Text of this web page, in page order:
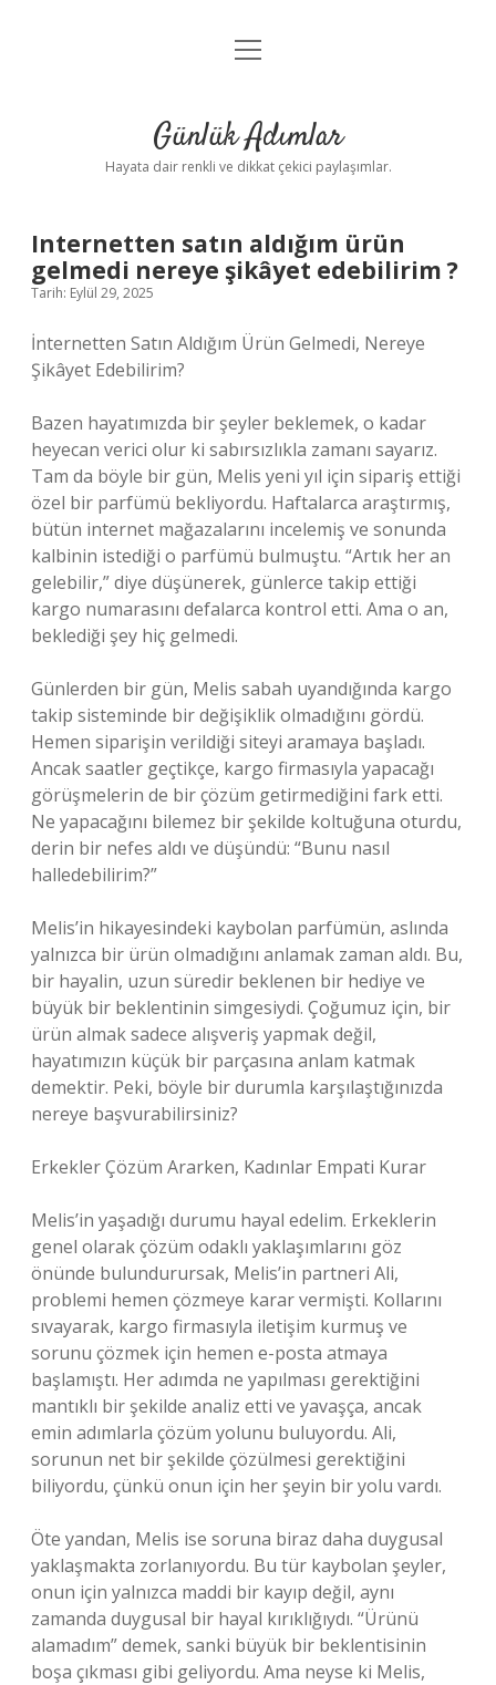
Anasayfa
Yasal Uyarı
menüyü
Günlük Adımlar
Hayata dair renkli ve dikkat çekici paylaşımlar.
Internetten satın aldığım ürün
gelmedi nereye şikâyet edebilirim ?
Tarih: Eylül 29, 2025
İnternetten Satın Aldığım Ürün Gelmedi, Nereye
Şikâyet Edebilirim?
Bazen hayatımızda bir şeyler beklemek, o kadar
heyecan verici olur ki sabırsızlıkla zamanı sayarız.
Tam da böyle bir gün, Melis yeni yıl için sipariş ettiği
özel bir parfümü bekliyordu. Haftalarca araştırmış,
bütün internet mağazalarını incelemiş ve sonunda
kalbinin istediği o parfümü bulmuştu. “Artık her an
gelebilir,” diye düşünerek, günlerce takip ettiği
kargo numarasını defalarca kontrol etti. Ama o an,
beklediği şey hiç gelmedi.
Günlerden bir gün, Melis sabah uyandığında kargo
takip sisteminde bir değişiklik olmadığını gördü.
Hemen siparişin verildiği siteyi aramaya başladı.
Ancak saatler geçtikçe, kargo firmasıyla yapacağı
görüşmelerin de bir çözüm getirmediğini fark etti.
Ne yapacağını bilemez bir şekilde koltuğuna oturdu,
derin bir nefes aldı ve düşündü: “Bunu nasıl
halledebilirim?”
Melis’in hikayesindeki kaybolan parfümün, aslında
yalnızca bir ürün olmadığını anlamak zaman aldı. Bu,
bir hayalin, uzun süredir beklenen bir hediye ve
büyük bir beklentinin simgesiydi. Çoğumuz için, bir
ürün almak sadece alışveriş yapmak değil,
hayatımızın küçük bir parçasına anlam katmak
demektir. Peki, böyle bir durumla karşılaştığınızda
nereye başvurabilirsiniz?
Erkekler Çözüm Ararken, Kadınlar Empati Kurar
Melis’in yaşadığı durumu hayal edelim. Erkeklerin
genel olarak çözüm odaklı yaklaşımlarını göz
önünde bulundurursak, Melis’in partneri Ali,
problemi hemen çözmeye karar vermişti. Kollarını
sıvayarak, kargo firmasıyla iletişim kurmuş ve
sorunu çözmek için hemen e-posta atmaya
başlamıştı. Her adımda ne yapılması gerektiğini
mantıklı bir şekilde analiz etti ve yavaşça, ancak
emin adımlarla çözüm yolunu buluyordu. Ali,
sorunun net bir şekilde çözülmesi gerektiğini
biliyordu, çünkü onun için her şeyin bir yolu vardı.
Öte yandan, Melis ise soruna biraz daha duygusal
yaklaşmakta zorlanıyordu. Bu tür kaybolan şeyler,
onun için yalnızca maddi bir kayıp değil, aynı
zamanda duygusal bir hayal kırıklığıydı. “Ürünü
alamadım” demek, sanki büyük bir beklentisinin
boşa çıkması gibi geliyordu. Ama neyse ki Melis,